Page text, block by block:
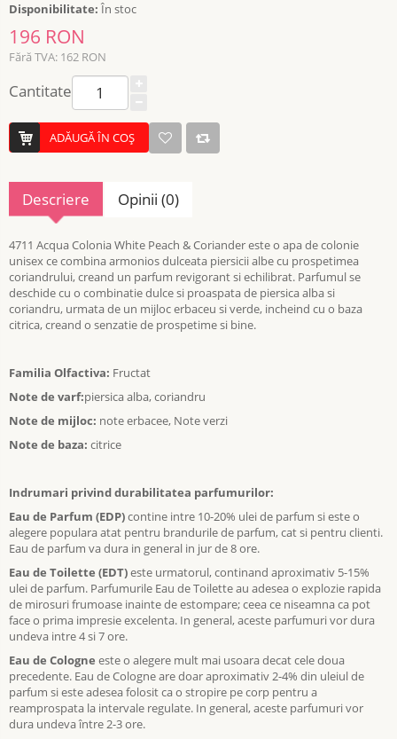
Disponibilitate: În stoc
196 RON
Fără TVA: 162 RON
Cantitate
ADĂUGĂ ÎN COŞ
Descriere Opinii (0)
4711 Acqua Colonia White Peach & Coriander este o apa de colonie
unisex ce combina armonios dulceata piersicii albe cu prospetimea
coriandrului, creand un parfum revigorant si echilibrat. Parfumul se
deschide cu o combinatie dulce si proaspata de piersica alba si
coriandru, urmata de un mijloc erbaceu si verde, incheind cu o baza
citrica, creand o senzatie de prospetime si bine.
Familia Olfactiva: Fructat
Note de varf:piersica alba, coriandru
Note de mijloc: note erbacee, Note verzi
Note de baza: citrice
Indrumari privind durabilitatea parfumurilor:
Eau de Parfum (EDP)contine intre 10-20% ulei de parfum si este o
alegere populara atat pentru brandurile de parfum, cat si pentru clienti.
Eau de parfum va dura in general in jur de 8 ore.
Eau de Toilette (EDT)este urmatorul, continand aproximativ 5-15%
ulei de parfum. Parfumurile Eau de Toilette au adesea o explozie rapida
de mirosuri frumoase inainte de estompare; ceea ce niseamna ca pot
face o prima impresie excelenta. In general, aceste parfumuri vor dura
undeva intre 4 si 7 ore.
Eau de Cologne este o alegere mult mai usoara decat cele doua
precedente. Eau de Cologne are doar aproximativ 2-4% din uleiul de
parfum si este adesea folosit ca o stropire pe corp pentru a
reamprospata la intervale regulate. In general, aceste parfumuri vor
dura undeva între 2-3 ore.